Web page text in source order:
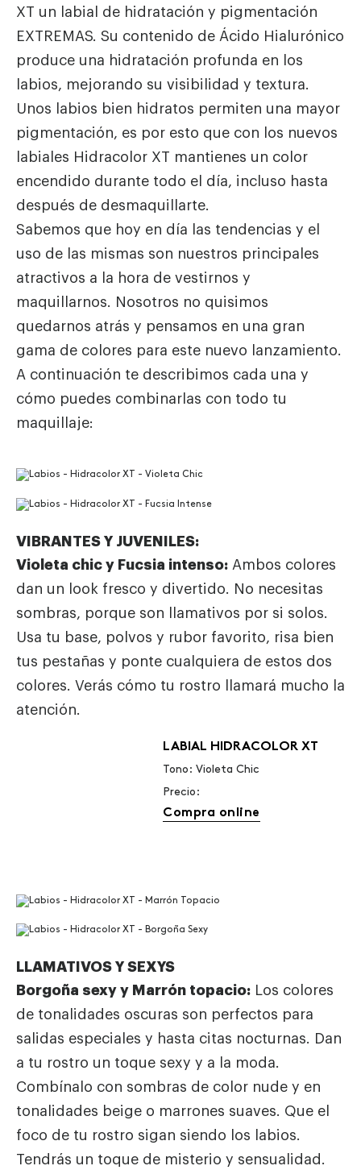
XT un labial de hidratación y pigmentación
EXTREMAS. Su contenido de Ácido Hialurónico
produce una hidratación profunda en los
labios, mejorando su visibilidad y textura.
Unos labios bien hidratos permiten una mayor
pigmentación, es por esto que con los nuevos
labiales Hidracolor XT mantienes un color
encendido durante todo el día, incluso hasta
después de desmaquillarte.
Sabemos que hoy en día las tendencias y el
uso de las mismas son nuestros principales
atractivos a la hora de vestirnos y
maquillarnos. Nosotros no quisimos
quedarnos atrás y pensamos en una gran
gama de colores para este nuevo lanzamiento.
A continuación te describimos cada una y
cómo puedes combinarlas con todo tu
maquillaje:
VIBRANTES Y JUVENILES:
Violeta chic y Fucsia intenso: Ambos colores
dan un look fresco y divertido. No necesitas
sombras, porque son llamativos por si solos.
Usa tu base, polvos y rubor favorito, risa bien
tus pestañas y ponte cualquiera de estos dos
colores. Verás cómo tu rostro llamará mucho la
atención.
LABIAL HIDRACOLOR XT
Tono: Violeta Chic
Precio:
Compra online
LLAMATIVOS Y SEXYS
Borgoña sexy y Marrón topacio: Los colores
de tonalidades oscuras son perfectos para
salidas especiales y hasta citas nocturnas. Dan
a tu rostro un toque sexy y a la moda.
Combínalo con sombras de color nude y en
tonalidades beige o marrones suaves. Que el
foco de tu rostro sigan siendo los labios.
Tendrás un toque de misterio y sensualidad.